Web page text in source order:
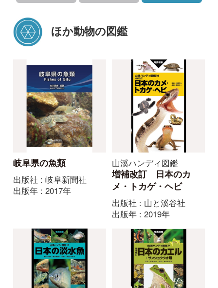
岐阜県の魚類
出版社 : 岐阜新聞社
出版年 : 2017年
山溪ハンディ図鑑
増補改訂 日本のカ
メ・トカゲ・ヘビ
出版社 : 山と溪谷社
出版年 : 2019年
山溪ハンディ図鑑
日本の淡水魚
出版社 : 山と溪谷社
出版年 : 2015年
山溪ハンディ図鑑
日本のカエル＋サンシ
ョウウオ類 増補改訂
出版社 : 山と溪谷社
出版年 : 2015年